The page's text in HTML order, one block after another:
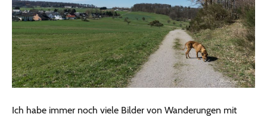
Ich habe immer noch viele Bilder von Wanderungen mit